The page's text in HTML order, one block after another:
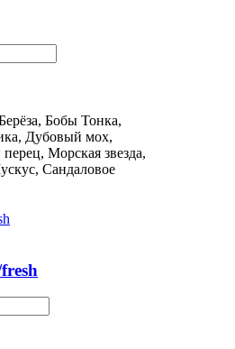
Бобы Тонка,
Дубовый мох,
Морская звезда,
Сандаловое